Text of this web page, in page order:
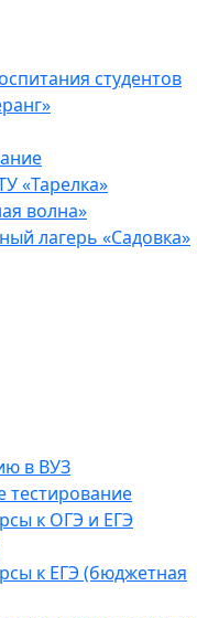
студентов
«Тарелка»
волна»
лагерь «Садовка»
в ВУЗ
к ОГЭ и ЕГЭ
к ЕГЭ (бюджетная